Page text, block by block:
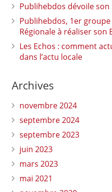
Publihebdos dévoile
Publihebdos, 1er
Régionale à réaliser son
Les Echos : comment
dans l’actu locale
Archives
novembre 2024
septembre 2024
septembre 2023
juin 2023
mars 2023
mai 2021